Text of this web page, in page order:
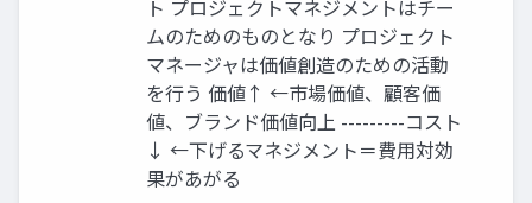
ト プロジェクトマネジメントはチー
ムのためのものとなり プロジェクト
マネージャは価値創造のための活動
を行う 価値↑ ←市場価値、顧客価
値、ブランド価値向上 ---------コスト
↓ ←下げるマネジメント＝費用対効
果があがる